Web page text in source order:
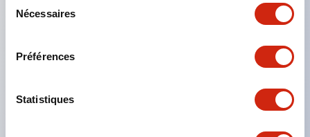
Nécessaires
Préférences
Statistiques
levier de verrouillage amovible par baïonnette.
La structure de protection est de type résistant
aux jets d’eau, IP65 (IEC 60529). (Le buzzer est
Produits certifiés UL, CSA et conformes aux
normes EN. (Sauf buzzer)